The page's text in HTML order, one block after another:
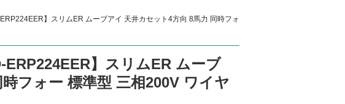
】スリムER ムーブアイ 天井カセット4方向 8馬力 同時フォ
】スリムER ムーブ
フォー 標準型 三相200V ワイヤ